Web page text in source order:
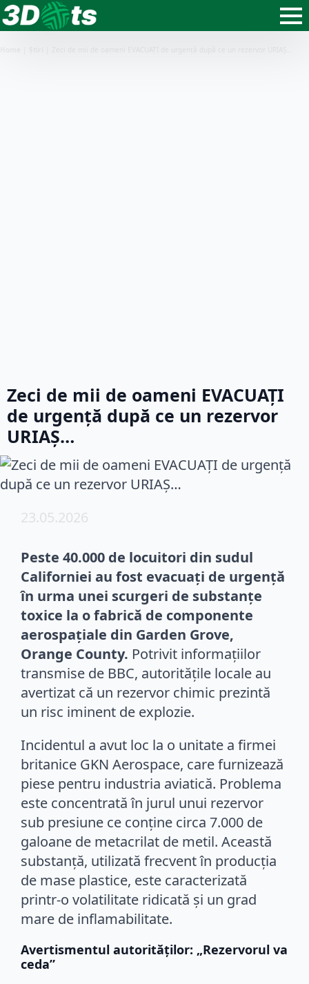
Zeci de mii de oameni EVACUAȚI
de urgență după ce un rezervor
URIAȘ…
23.05.2026
Peste 40.000 de locuitori din sudul
Californiei au fost evacuați de urgență
în urma unei scurgeri de substanțe
toxice la o fabrică de componente
aerospațiale din Garden Grove,
Orange County. Potrivit informațiilor
transmise de BBC, autoritățile locale au
avertizat că un rezervor chimic prezintă
un risc iminent de explozie.
Incidentul a avut loc la o unitate a firmei
britanice GKN Aerospace, care furnizează
piese pentru industria aviatică. Problema
este concentrată în jurul unui rezervor
sub presiune ce conține circa 7.000 de
galoane de metacrilat de metil. Această
substanță, utilizată frecvent în producția
de mase plastice, este caracterizată
printr-o volatilitate ridicată și un grad
mare de inflamabilitate.
Avertismentul autorităților: „Rezervorul va
ceda”